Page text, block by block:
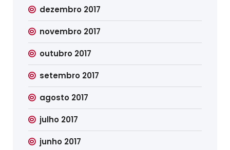
dezembro 2017
novembro 2017
outubro 2017
setembro 2017
agosto 2017
julho 2017
junho 2017